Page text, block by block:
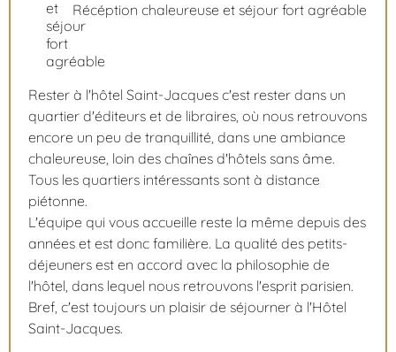
Récéption chaleureuse et séjour fort agréable
Rester à l'hôtel Saint-Jacques c'est rester dans un
quartier d'éditeurs et de libraires, où nous retrouvons
encore un peu de tranquillité, dans une ambiance
chaleureuse, loin des chaînes d'hôtels sans âme.
Tous les quartiers intéressants sont à distance
piétonne.
L'équipe qui vous accueille reste la même depuis des
années et est donc familière. La qualité des petits-
déjeuners est en accord avec la philosophie de
l'hôtel, dans lequel nous retrouvons l'esprit parisien.
Bref, c'est toujours un plaisir de séjourner à l'Hôtel
Saint-Jacques.